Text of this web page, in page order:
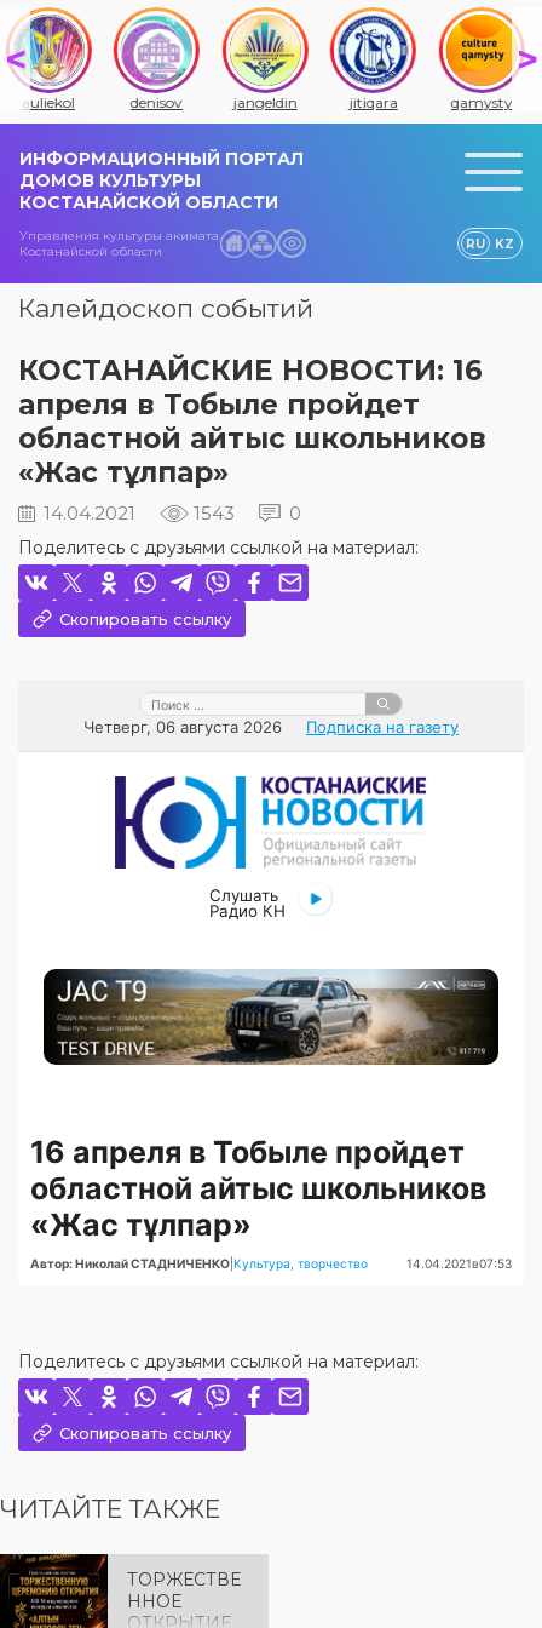
auliekol denisov jangeldin jitiqara qamysty
ИНФОРМАЦИОННЫЙ ПОРТАЛ
ДОМОВ КУЛЬТУРЫ
КОСТАНАЙСКОЙ ОБЛАСТИ
Управления культуры акимата
Костанайской области
RU KZ
Калейдоскоп событий
КОСТАНАЙСКИЕ НОВОСТИ: 16
апреля в Тобыле пройдет
областной айтыс школьников
«Жас тұлпар»
14.04.2021 1543 0
Поделитесь с друзьями ссылкой на материал:
Скопировать ссылку
Поделитесь с друзьями ссылкой на материал:
Скопировать ссылку
ЧИТАЙТЕ ТАКЖЕ
ТОРЖЕСТВЕ
ННОЕ
ОТКРЫТИЕ